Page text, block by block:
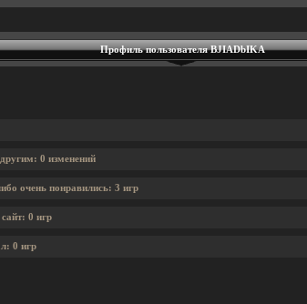
Профиль пользователя BJIADbIKA
0 изменений
очень понравились: 3 игр
0 игр
0 игр